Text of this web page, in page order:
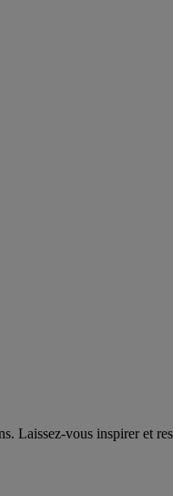
Laissez-vous inspirer et